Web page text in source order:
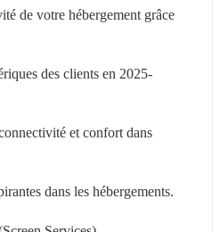
de votre hébergement grâce
des clients en 2025-
et confort dans
dans les hébergements.